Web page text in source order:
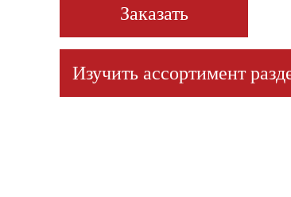
Заказать
Изучить ассортимент